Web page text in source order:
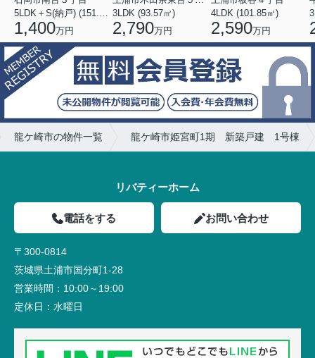
1,400万円
3LDK (93.57㎡)
2,790万円
4LDK (101.85㎡)
2,590万円
龍ケ崎市の物件一覧 龍ケ崎市姫宮町1期 新築戸建 1号棟
リバティーホーム
電話をする お問い合わせ
〒300-0814
茨城県土浦市国分町1-28
営業時間： 10:00～19:00
定休日： 水曜日